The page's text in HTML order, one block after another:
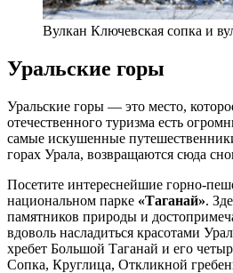
Вулкан Ключевская сопка и
Уральские горы
Уральские горы — это место,
отечественного туризма есть
самые искушенные
горах Урала, возвращаются сюда
Посетите интереснейшие горно-
национальном парке «Таганай».
памятников природы и
вдоволь насладиться красотами
хребет Большой Таганай и его
Сопка, Круглица, Откликной